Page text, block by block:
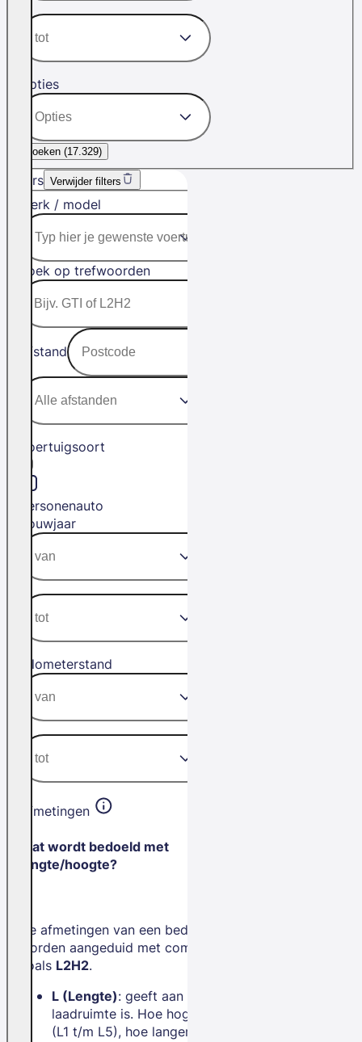
Opties
Zoeken (17.329)
Filters Verwijder filters
Merk / model
Zoek op trefwoorden
Afstand
Voertuigsoort
Personenauto
Bouwjaar
Kilometerstand
Afmetingen
Wat wordt bedoeld met
lengte/hoogte?
De afmetingen van een bedrijfswagen
worden aangeduid met combinaties
zoals L2H2.
L (Lengte): geeft aan hoe lang de
laadruimte is. Hoe hoger het getal
(L1 t/m L5), hoe langer de bus.